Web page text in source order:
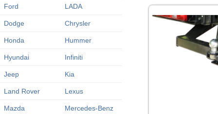
Ford LADA
Dodge Chrysler
Honda Hummer
Hyundai Infiniti
Jeep Kia
Land Rover Lexus
Mazda Mercedes-Benz